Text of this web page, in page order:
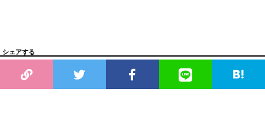
シェアする